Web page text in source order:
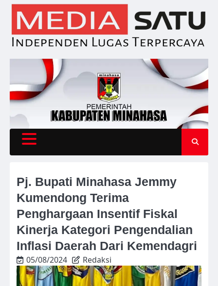
Skip
content
Pj. Bupati Minahasa Jemmy
Kumendong Terima
Penghargaan Insentif Fiskal
Kinerja Kategori Pengendalian
Inflasi Daerah Dari Kemendagri
05/08/2024 Redaksi